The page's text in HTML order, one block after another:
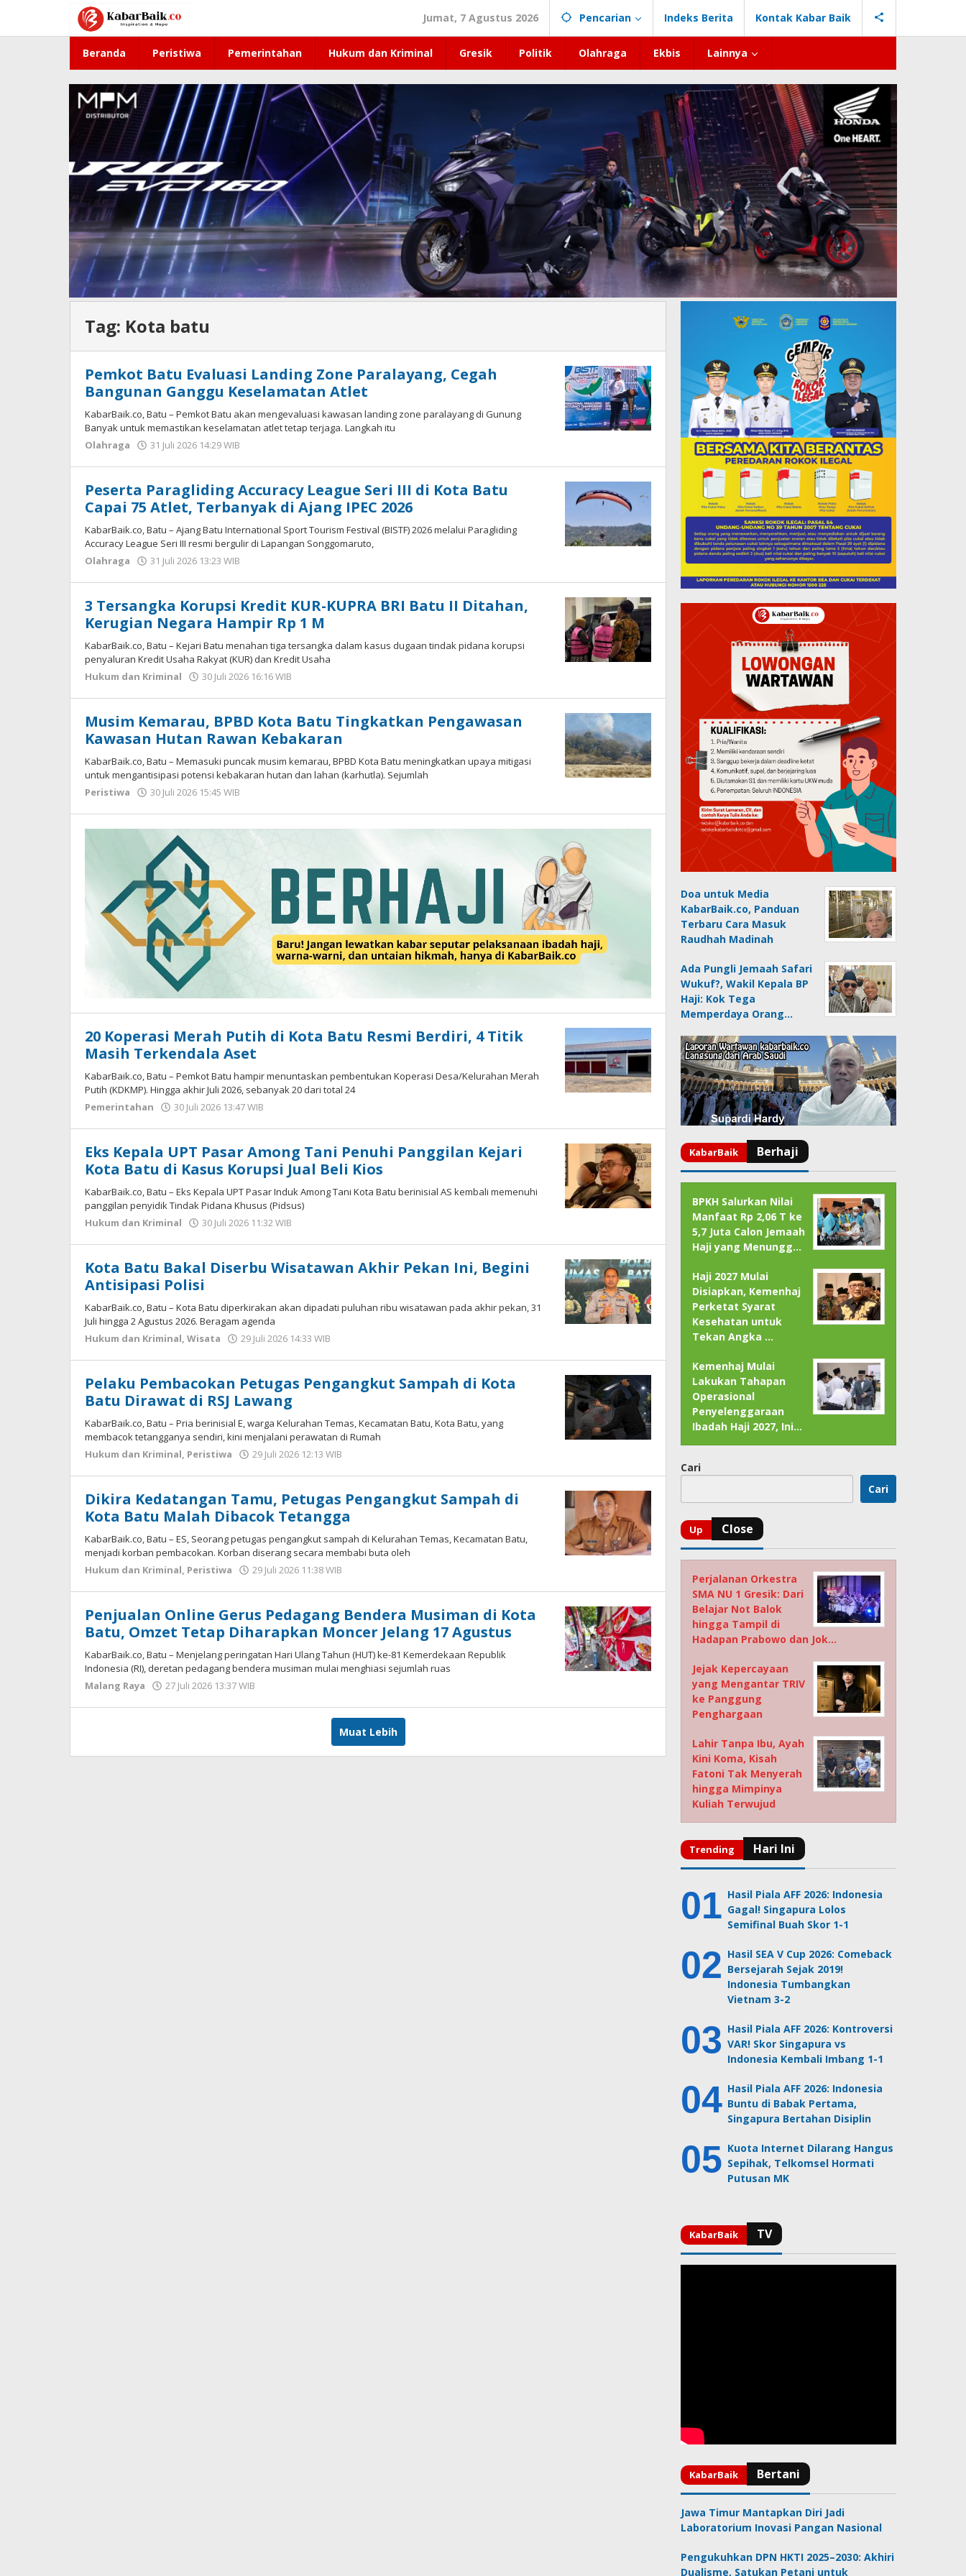
konten
Jumat, 7 Agustus 2026 Pencarian Indeks Berita Kontak Kabar Baik
Beranda Peristiwa Pemerintahan Hukum dan Kriminal Gresik Politik Olahraga Ekbis Lainnya
Tag: Kota batu
Pemkot Batu Evaluasi Landing Zone Paralayang, Cegah
Bangunan Ganggu Keselamatan Atlet
KabarBaik.co, Batu – Pemkot Batu akan mengevaluasi kawasan landing zone paralayang di Gunung
Banyak untuk memastikan keselamatan atlet tetap terjaga. Langkah itu
Olahraga
31 Juli 2026 14:29 WIB
Peserta Paragliding Accuracy League Seri III di Kota Batu
Capai 75 Atlet, Terbanyak di Ajang IPEC 2026
KabarBaik.co, Batu – Ajang Batu International Sport Tourism Festival (BISTF) 2026 melalui Paragliding
Accuracy League Seri III resmi bergulir di Lapangan Songgomaruto,
Olahraga
31 Juli 2026 13:23 WIB
3 Tersangka Korupsi Kredit KUR-KUPRA BRI Batu II Ditahan,
Kerugian Negara Hampir Rp 1 M
KabarBaik.co, Batu – Kejari Batu menahan tiga tersangka dalam kasus dugaan tindak pidana korupsi
penyaluran Kredit Usaha Rakyat (KUR) dan Kredit Usaha
Hukum dan Kriminal
30 Juli 2026 16:16 WIB
Musim Kemarau, BPBD Kota Batu Tingkatkan Pengawasan
Kawasan Hutan Rawan Kebakaran
KabarBaik.co, Batu – Memasuki puncak musim kemarau, BPBD Kota Batu meningkatkan upaya mitigasi
untuk mengantisipasi potensi kebakaran hutan dan lahan (karhutla). Sejumlah
Peristiwa
30 Juli 2026 15:45 WIB
20 Koperasi Merah Putih di Kota Batu Resmi Berdiri, 4 Titik
Masih Terkendala Aset
KabarBaik.co, Batu – Pemkot Batu hampir menuntaskan pembentukan Koperasi Desa/Kelurahan Merah
Putih (KDKMP). Hingga akhir Juli 2026, sebanyak 20 dari total 24
Pemerintahan
30 Juli 2026 13:47 WIB
Eks Kepala UPT Pasar Among Tani Penuhi Panggilan Kejari
Kota Batu di Kasus Korupsi Jual Beli Kios
KabarBaik.co, Batu – Eks Kepala UPT Pasar Induk Among Tani Kota Batu berinisial AS kembali memenuhi
panggilan penyidik Tindak Pidana Khusus (Pidsus)
Hukum dan Kriminal
30 Juli 2026 11:32 WIB
Kota Batu Bakal Diserbu Wisatawan Akhir Pekan Ini, Begini
Antisipasi Polisi
KabarBaik.co, Batu – Kota Batu diperkirakan akan dipadati puluhan ribu wisatawan pada akhir pekan, 31
Juli hingga 2 Agustus 2026. Beragam agenda
Hukum dan Kriminal, Wisata 29 Juli 2026 14:33 WIB
Pelaku Pembacokan Petugas Pengangkut Sampah di Kota
Batu Dirawat di RSJ Lawang
KabarBaik.co, Batu – Pria berinisial E, warga Kelurahan Temas, Kecamatan Batu, Kota Batu, yang
membacok tetangganya sendiri, kini menjalani perawatan di Rumah
Hukum dan Kriminal, Peristiwa 29 Juli 2026 12:13 WIB
Dikira Kedatangan Tamu, Petugas Pengangkut Sampah di
Kota Batu Malah Dibacok Tetangga
KabarBaik.co, Batu – ES, Seorang petugas pengangkut sampah di Kelurahan Temas, Kecamatan Batu,
menjadi korban pembacokan. Korban diserang secara membabi buta oleh
Hukum dan Kriminal, Peristiwa 29 Juli 2026 11:38 WIB
Penjualan Online Gerus Pedagang Bendera Musiman di Kota
Batu, Omzet Tetap Diharapkan Moncer Jelang 17 Agustus
KabarBaik.co, Batu – Menjelang peringatan Hari Ulang Tahun (HUT) ke-81 Kemerdekaan Republik
Indonesia (RI), deretan pedagang bendera musiman mulai menghiasi sejumlah ruas
Malang Raya
27 Juli 2026 13:37 WIB
Muat Lebih
Doa untuk Media
KabarBaik.co, Panduan
Terbaru Cara Masuk
Raudhah Madinah
Ada Pungli Jemaah Safari
Wukuf?, Wakil Kepala BP
Haji: Kok Tega
Memperdaya Orang…
BPKH Salurkan Nilai
Manfaat Rp 2,06 T ke
5,7 Juta Calon Jemaah
Haji yang Menungg…
Haji 2027 Mulai
Disiapkan, Kemenhaj
Perketat Syarat
Kesehatan untuk
Tekan Angka …
Kemenhaj Mulai
Lakukan Tahapan
Operasional
Penyelenggaraan
Ibadah Haji 2027, Ini…
Cari
Cari
Perjalanan Orkestra
SMA NU 1 Gresik: Dari
Belajar Not Balok
hingga Tampil di
Hadapan Prabowo dan Jok…
Jejak Kepercayaan
yang Mengantar TRIV
ke Panggung
Penghargaan
Lahir Tanpa Ibu, Ayah
Kini Koma, Kisah
Fatoni Tak Menyerah
hingga Mimpinya
Kuliah Terwujud
Hasil Piala AFF 2026: Indonesia
Gagal! Singapura Lolos
Semifinal Buah Skor 1-1
Hasil SEA V Cup 2026: Comeback
Bersejarah Sejak 2019!
Indonesia Tumbangkan
Vietnam 3-2
Hasil Piala AFF 2026: Kontroversi
VAR! Skor Singapura vs
Indonesia Kembali Imbang 1-1
Hasil Piala AFF 2026: Indonesia
Buntu di Babak Pertama,
Singapura Bertahan Disiplin
Kuota Internet Dilarang Hangus
Sepihak, Telkomsel Hormati
Putusan MK
Jawa Timur Mantapkan Diri Jadi
Laboratorium Inovasi Pangan Nasional
Pengukuhkan DPN HKTI 2025–2030: Akhiri
Dualisme, Satukan Petani untuk